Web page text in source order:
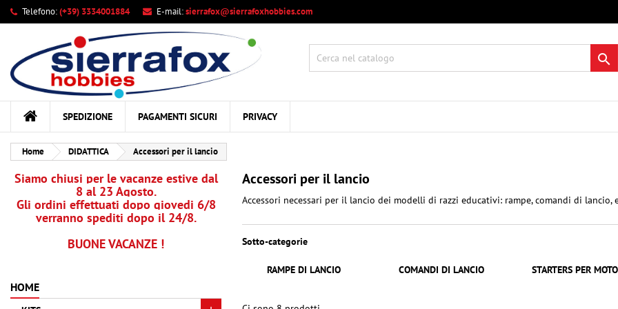
Telefono:(+39) 3334001884 E-mail:sierrafox@sierrafoxhobbies.com

SPEDIZIONE PAGAMENTI SICURI PRIVACY
Home DIDATTICA Accessori per il lancio
Siamo chiusi per le vacanze estive dal
8 al 23 Agosto.
Gli ordini effettuati dopo giovedi 6/8
verranno spediti dopo il 24/8.
BUONE VACANZE !
HOME
Accessori per il lancio
Accessori necessari per il lancio dei modelli di razzi educativi: rampe, comandi di lancio,
Sotto-categorie
RAMPE DI LANCIO COMANDI DI LANCIO STARTERS PER
Le mie liste di desideri
Crea nuova lista
((modalTitle))
((confirmMessage))
Crea lista dei desideri
Accedi
Devi avere effettuato l'accesso per salvare dei prodotti nella tua lista dei
Annulla